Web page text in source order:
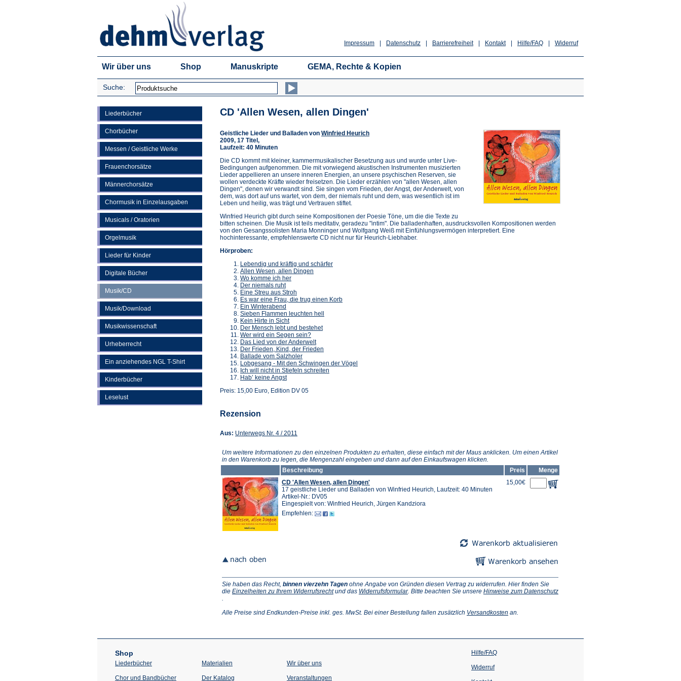
Widerruf
Hilfe/FAQ
Kontakt
Barrierefreiheit
Datenschutz
Impressum
Wir über uns Shop Manuskripte GEMA, Rechte & Kopien
Suche:
Liederbücher
Chorbücher
Messen / Geistliche Werke
Frauenchorsätze
Männerchorsätze
Chormusik in Einzelausgaben
Musicals / Oratorien
Orgelmusik
Lieder für Kinder
Digitale Bücher
Musik/CD
Musik/Download
Musikwissenschaft
Urheberrecht
Ein anziehendes NGL T-Shirt
Kinderbücher
Leselust
CD 'Allen Wesen, allen Dingen'
Geistliche Lieder und Balladen von Winfried Heurich
2009, 17 Titel,
Laufzeit: 40 Minuten
Die CD kommt mit kleiner, kammermusikalischer Besetzung aus und wurde unter Live-
Bedingungen aufgenommen. Die mit vorwiegend akustischen Instrumenten musizierten
Lieder appellieren an unsere inneren Energien, an unsere psychischen Reserven, sie
wollen verdeckte Kräfte wieder freisetzen. Die Lieder erzählen von "allen Wesen, allen
Dingen", denen wir verwandt sind. Sie singen vom Frieden, der Angst, der Anderwelt, von
dem, was dort auf uns wartet, von dem, der niemals ruht und dem, was wesentlich ist im
Leben und heilig, was trägt und Vertrauen stiftet.
Winfried Heurich gibt durch seine Kompositionen der Poesie Töne, um die die Texte zu
bitten scheinen. Die Musik ist teils meditativ, geradezu "intim". Die balladenhaften, ausdrucksvollen Kompositionen werden
von den Gesangssolisten Maria Monninger und Wolfgang Weiß mit Einfühlungsvermögen interpretiert. Eine
hochinteressante, empfehlenswerte CD nicht nur für Heurich-Liebhaber.
Hörproben:
Lebendig und kräftig und schärfer
Allen Wesen, allen Dingen
Wo komme ich her
Der niemals ruht
Eine Streu aus Stroh
Es war eine Frau, die trug einen Korb
Ein Winterabend
Sieben Flammen leuchten hell
Kein Hirte in Sicht
Der Mensch lebt und bestehet
Wer wird ein Segen sein?
Das Lied von der Anderwelt
Der Frieden, Kind, der Frieden
Ballade vom Salzholer
Lobgesang - Mit den Schwingen der Vögel
Ich will nicht in Stiefeln schreiten
Hab’ keine Angst
Preis: 15,00 Euro, Edition DV 05
Rezension
Aus: Unterwegs Nr. 4 / 2011
neuen
Tab)
Um weitere Informationen zu den einzelnen Produkten zu erhalten, diese einfach mit der Maus anklicken. Um einen Artikel
in den Warenkorb zu legen, die Mengenzahl eingeben und dann auf den Einkaufswagen klicken.
Beschreibung
Preis
Menge
CD 'Allen Wesen, allen Dingen'
17 geistliche Lieder und Balladen von Winfried Heurich, Laufzeit: 40 Minuten
Artikel-Nr.: DV05
Eingespielt von: Winfried Heurich, Jürgen Kandziora
Empfehlen:
15,00€
Sie haben das Recht, binnen vierzehn Tagen ohne Angabe von Gründen diesen Vertrag zu widerrufen. Hier finden Sie
die Einzelheiten zu Ihrem Widerrufsrecht(Öffnet
neuen
und das Widerrufsformular(Öffnet
neuen
. Bitte beachten Sie unsere Hinweise zum Datenschutz
einem
.
Alle Preise sind Endkunden-Preise inkl. ges. MwSt. Bei einer Bestellung fallen zusätzlich Versandkosten (Öffnet
Tab)
an.
Shop
Liederbücher
Chor und Bandbücher
Materialien
Der Katalog
Wir über uns
Veranstaltungen
Hilfe/FAQ
Widerruf